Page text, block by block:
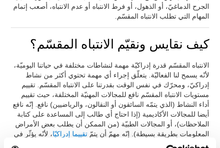
الجرح الدماغيّ، أو الذهول، أو فرط الانتباه أو عدم الانتباه، أصعب إتمام
المهام التي تطلب الانتباه المقسّم.
كيف نقايس ونقيّم الانتباه المقسّم؟
الانتباه المقسّم قدرة إدراكيّة مهمة لنشاطات مختلفة في حياتنا اليوميّة،
لأنّه يسمح لنا الفعاليّة. يتعلّق إجراء أي مهمة تحتوي أكثر من نشاط
إدراكيّ، ومحرّك في نفس الوقت بقدرتنا على الانتباه المقسّم. تقييم
مستويات الانتباه المقسّم نافع للمجالات المهنيّة المختلفة، حيث تقييم
أداء النشاط (الذي يتمّه السائقون أو النقالون، والرياضيين) نافع. إنّه نافع
أيضا للمجالات الأكاديمية (إذا احتاج أي طالب إلى المساعدة على كتابة
الملاحظات)، أو المجالات الطبيّة (من الممكن أن يطلب بعض الأمراض
المعلومات بطريقة بسيطة). إنّه مهمّ أن يتمّتقييما إدراكيّا، لأنّه يؤثّر في
المنفعة العملي،أو الأكاديميّ.